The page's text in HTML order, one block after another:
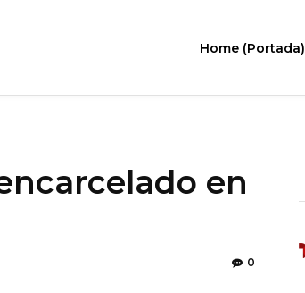
Home (Portada)
en
0